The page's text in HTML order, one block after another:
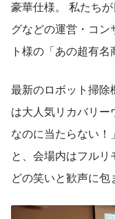
豪華仕様。 私たち
グなどの運営・コ
ト様の「あの超有名
最新のロボット掃除
は大人気リカバリ
なのに当たらない！
と、会場内はフル
どの笑いと歓声に包